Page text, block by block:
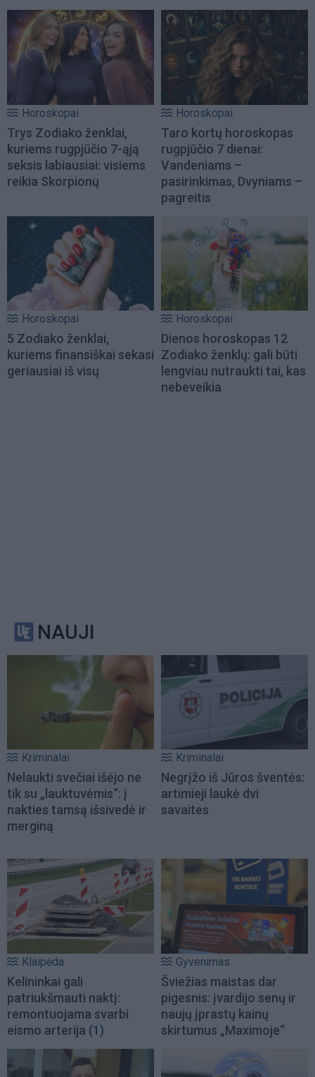
Horoskopai
Trys Zodiako ženklai,
kuriems rugpjūčio 7-ąją
seksis labiausiai: visiems
reikia Skorpionų
Horoskopai
Taro kortų horoskopas
rugpjūčio 7 dienai:
Vandeniams –
pasirinkimas, Dvyniams –
pagreitis
Horoskopai
5 Zodiako ženklai,
kuriems finansiškai sekasi
geriausiai iš visų
Horoskopai
Dienos horoskopas 12
Zodiako ženklų: gali būti
lengviau nutraukti tai, kas
nebeveikia
NAUJI
Kriminalai
Nelaukti svečiai išėjo ne
tik su „lauktuvėmis“: į
nakties tamsą išsivedė ir
merginą
Kriminalai
Negrįžo iš Jūros šventės:
artimieji laukė dvi
savaites
Klaipėda
Kelininkai gali
patriukšmauti naktį:
remontuojama svarbi
eismo arterija (1)
Gyvenimas
Šviežias maistas dar
pigesnis: įvardijo senų ir
naujų įprastų kainų
skirtumus „Maximoje“